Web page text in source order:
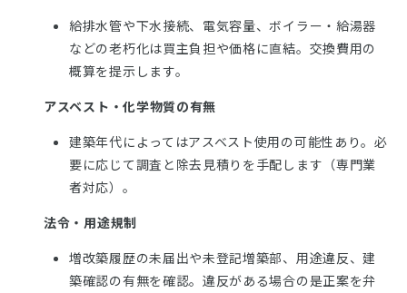
給排水管や下水接続、電気容量、ボイラー・給湯器
などの老朽化は買主負担や価格に直結。交換費用の
概算を提示します。
アスベスト・化学物質の有無
建築年代によってはアスベスト使用の可能性あり。必
要に応じて調査と除去見積りを手配します（専門業
者対応）。
法令・用途規制
増改築履歴の未届出や未登記増築部、用途違反、建
築確認の有無を確認。違反がある場合の是正案を弁